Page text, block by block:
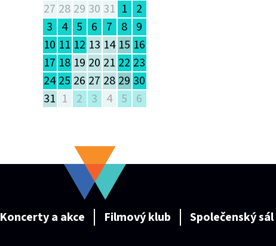
27 28 29 30 31 1
2
3
4 5 6 7 8 9
10 11 12 13 14 15 16
17 18 19 20 21 22 23
24 25 26 27 28 29 30
31 1 2 3 4 5 6
Koncerty a akce Filmový klub Společenský sál